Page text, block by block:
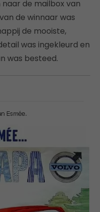
de mailbox van
de winnaar was
de mooiste,
was ingekleurd en
was besteed.